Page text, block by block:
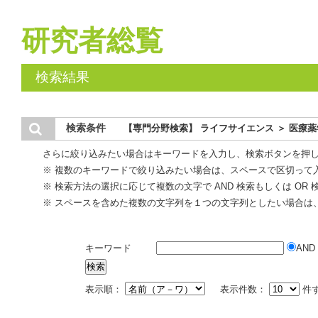
研究者総覧
検索結果
検索条件 【専門分野検索】 ライフサイエンス ＞ 医療
さらに絞り込みたい場合はキーワードを入力し、検索ボタンを押
※ 複数のキーワードで絞り込みたい場合は、スペースで区切って
※ 検索方法の選択に応じて複数の文字で AND 検索もしくは OR
※ スペースを含めた複数の文字列を１つの文字列としたい場合は
キーワード AND
表示順： 表示件数： 件